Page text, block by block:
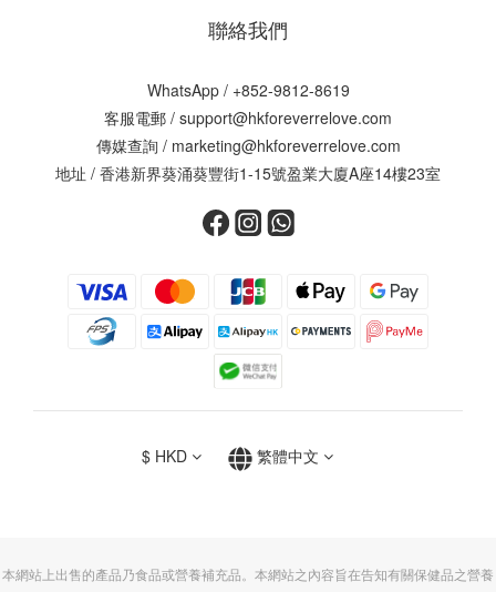
聯絡我們
WhatsApp / +852-9812-8619
客服電郵 / support@hkforeverrelove.com
傳媒查詢 / marketing@hkforeverrelove.com
地址 / 香港新界葵涌葵豐街1-15號盈業大廈A座14樓23室
$ HKD 繁體中文
本網站上出售的產品乃食品或營養補充品。本網站之內容旨在告知有關保健品之營養